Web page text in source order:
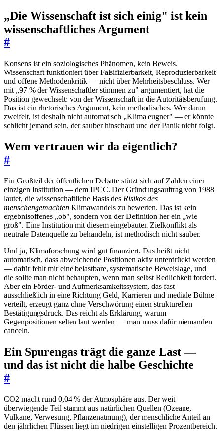
„Die Wissenschaft ist sich einig" ist kein
wissenschaftliches Argument
#
Konsens ist ein soziologisches Phänomen, kein Beweis.
Wissenschaft funktioniert über Falsifizierbarkeit, Reproduzierbarkeit
und offene Methodenkritik — nicht über Mehrheitsbeschluss. Wer
mit „97 % der Wissenschaftler stimmen zu" argumentiert, hat die
Position gewechselt: von der Wissenschaft in die Autoritätsberufung.
Das ist ein rhetorisches Argument, kein methodisches. Wer daran
zweifelt, ist deshalb nicht automatisch „Klimaleugner" — er könnte
schlicht jemand sein, der sauber hinschaut und der Panik nicht folgt.
Wem vertrauen wir da eigentlich?
#
Ein Großteil der öffentlichen Debatte stützt sich auf Zahlen einer
einzigen Institution — dem IPCC. Der Gründungsauftrag von 1988
lautet, die wissenschaftliche Basis des Risikos des
menschengemachten Klimawandels zu bewerten. Das ist kein
ergebnisoffenes „ob", sondern von der Definition her ein „wie
groß". Eine Institution mit diesem eingebauten Zielkonflikt als
neutrale Datenquelle zu behandeln, ist methodisch nicht sauber.
Und ja, Klimaforschung wird gut finanziert. Das heißt nicht
automatisch, dass abweichende Positionen aktiv unterdrückt werden
— dafür fehlt mir eine belastbare, systematische Beweislage, und
die sollte man nicht behaupten, wenn man selbst Redlichkeit fordert.
Aber ein Förder- und Aufmerksamkeitssystem, das fast
ausschließlich in eine Richtung Geld, Karrieren und mediale Bühne
verteilt, erzeugt ganz ohne Verschwörung einen strukturellen
Bestätigungsdruck. Das reicht als Erklärung, warum
Gegenpositionen selten laut werden — man muss dafür niemanden
canceln.
Ein Spurengas trägt die ganze Last —
und das ist nicht die halbe Geschichte
#
CO2 macht rund 0,04 % der Atmosphäre aus. Der weit
überwiegende Teil stammt aus natürlichen Quellen (Ozeane,
Vulkane, Verwesung, Pflanzenatmung), der menschliche Anteil an
den jährlichen Flüssen liegt im niedrigen einstelligen Prozentbereich.